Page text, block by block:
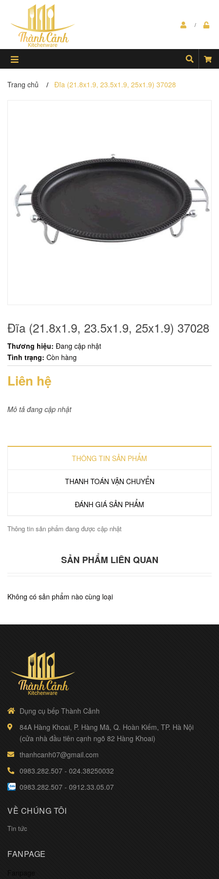
Trang chủ / Đĩa (21.8x1.9, 23.5x1.9, 25x1.9) 37028
Đĩa (21.8x1.9, 23.5x1.9, 25x1.9) 37028
Thương hiệu: Đang cập nhật
Tình trạng: Còn hàng
Liên hệ
Mô tả đang cập nhật
THÔNG TIN SẢN PHẨM
THANH TOÁN VẬN CHUYỂN
ĐÁNH GIÁ SẢN PHẨM
Thông tin sản phẩm đang được cập nhật
SẢN PHẨM LIÊN QUAN
Không có sản phẩm nào cùng loại
Dụng cụ bếp Thành Cảnh
84A Hàng Khoai, P. Hàng Mã, Q. Hoàn Kiếm, TP. Hà Nội
(cửa nhà đầu tiên cạnh ngõ 82 Hàng Khoai)
thanhcanh07@gmail.com
0983.282.507 - 024.38250032
0983.282.507 - 0912.33.05.07
VỀ CHÚNG TÔI
Tin tức
FANPAGE